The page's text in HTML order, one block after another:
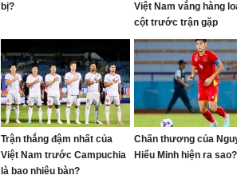
bị?
Việt Nam vắng hàng
cột trước trận gặp
Campuchia
Trận thắng đậm nhất của
Việt Nam trước Campuchia
là bao nhiêu bàn?
Chấn thương của
Hiểu Minh hiện ra sao?